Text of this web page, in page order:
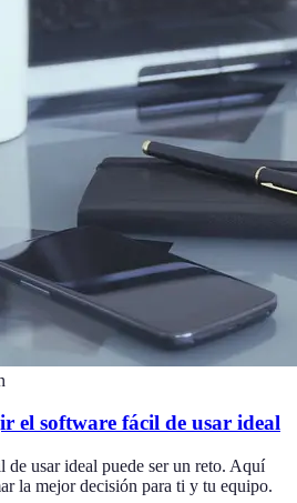
el software fácil de usar ideal
de usar ideal puede ser un reto. Aquí
la mejor decisión para ti y tu equipo.